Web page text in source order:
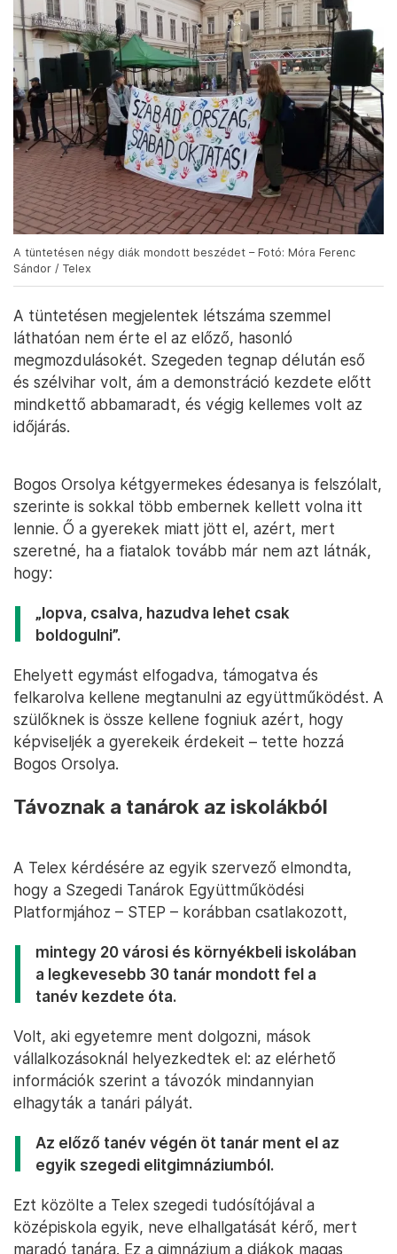
A tüntetésen négy diák mondott beszédet – Fotó: Móra Ferenc
Sándor / Telex
A tüntetésen megjelentek létszáma szemmel
láthatóan nem érte el az előző, hasonló
megmozdulásokét. Szegeden tegnap délután eső
és szélvihar volt, ám a demonstráció kezdete előtt
mindkettő abbamaradt, és végig kellemes volt az
időjárás.
Bogos Orsolya kétgyermekes édesanya is felszólalt,
szerinte is sokkal több embernek kellett volna itt
lennie. Ő a gyerekek miatt jött el, azért, mert
szeretné, ha a fiatalok tovább már nem azt látnák,
hogy:
„lopva, csalva, hazudva lehet csak
boldogulni”.
Ehelyett egymást elfogadva, támogatva és
felkarolva kellene megtanulni az együttműködést. A
szülőknek is össze kellene fogniuk azért, hogy
képviseljék a gyerekeik érdekeit – tette hozzá
Bogos Orsolya.
Távoznak a tanárok az iskolákból
A Telex kérdésére az egyik szervező elmondta,
hogy a Szegedi Tanárok Együttműködési
Platformjához – STEP – korábban csatlakozott,
mintegy 20 városi és környékbeli iskolában
a legkevesebb 30 tanár mondott fel a
tanév kezdete óta.
Volt, aki egyetemre ment dolgozni, mások
vállalkozásoknál helyezkedtek el: az elérhető
információk szerint a távozók mindannyian
elhagyták a tanári pályát.
Az előző tanév végén öt tanár ment el az
egyik szegedi elitgimnáziumból.
Ezt közölte a Telex szegedi tudósítójával a
középiskola egyik, neve elhallgatását kérő, mert
maradó tanára. Ez a gimnázium a diákok magas